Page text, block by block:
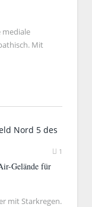
mediale
Mit
1
Gelände für
mit Starkregen.